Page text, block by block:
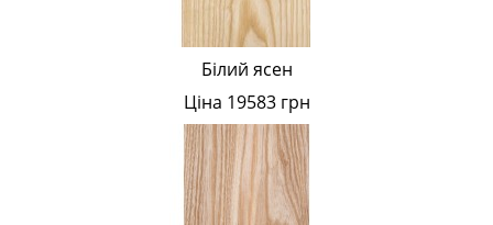
Білий ясен
Ціна 19583 грн